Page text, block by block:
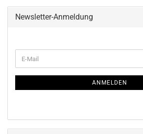
Newsletter-Anmeldung
ZUR
E-
Mail
ANMELDEN